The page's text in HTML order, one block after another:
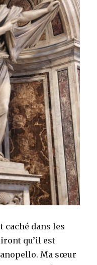
caché dans les
qu’il est
Ma sœur